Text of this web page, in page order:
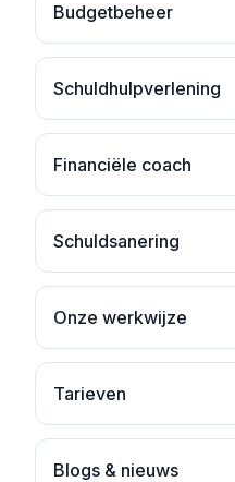
Budgetbeheer
Schuldhulpverlening
Financiële coach
Schuldsanering
Onze werkwijze
Tarieven
Blogs & nieuws